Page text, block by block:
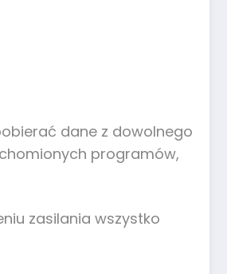
dane z dowolnego
programów,
zasilania wszystko